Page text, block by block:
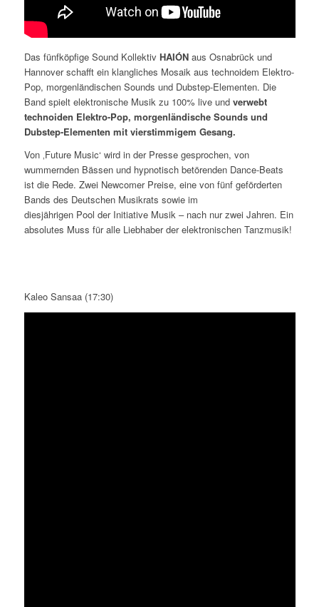
Das fünfköpfige Sound Kollektiv HAIÓNaus Osnabrück und
Hannover schafft ein klangliches Mosaik aus technoidem Elektro-
Pop, morgenländischen Sounds und Dubstep-Elementen. Die
Band spielt elektronische Musik zu 100% live und verwebt
technoiden Elektro-Pop, morgenländische Sounds und
Dubstep-Elementen mit vierstimmigem Gesang.
Von ‚Future Music‘ wird in der Presse gesprochen, von
wummernden Bässen und hypnotisch betörenden Dance-Beats
ist die Rede. Zwei Newcomer Preise, eine von fünf geförderten
Bands des Deutschen Musikrats sowie im
diesjährigen Pool der Initiative Musik – nach nur zwei Jahren. Ein
absolutes Muss für alle Liebhaber der elektronischen Tanzmusik!
Kaleo Sansaa (17:30)